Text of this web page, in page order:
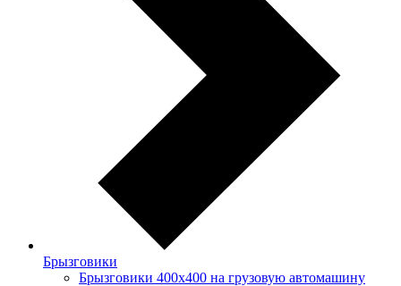
Брызговики
Брызговики 400х400 на грузовую автомашину